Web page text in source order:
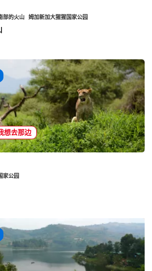
部的火山 姆加新加大猩猩国家公园
想去那边
家公园